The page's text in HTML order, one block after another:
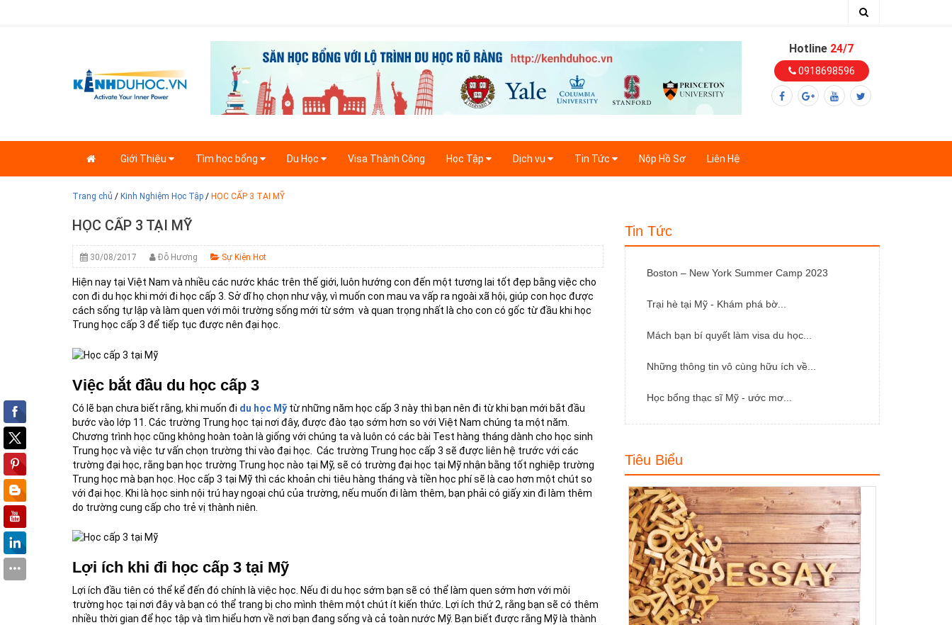
Hotline 24/7
0918698596
Giới Thiệu Tìm học bổng Du Học Visa Thành Công Học Tập Dịch vụ Tin Tức Nộp Hồ Sơ Liên Hệ
Trang chủ / Kinh Nghiệm Học Tập / HỌC CẤP 3 TẠI MỸ
HỌC CẤP 3 TẠI MỸ
30/08/2017 Đỗ Hương Sự Kiện Hot
Hiện nay tại Việt Nam và nhiều các nước khác trên thế giới, luôn hướng con đến một tương lai tốt đẹp bằng việc cho
con đi du học khi mới đi học cấp 3. Sở dĩ họ chọn như vậy, vì muốn con mau va vấp ra ngoài xã hội, giúp con học được
cách sống tự lập và làm quen với môi trường sống mới từ sớm và quan trọng nhất là cho con có gốc từ đầu khi học
Trung học cấp 3 để tiếp tục được nên đại học.
Việc bắt đầu du học cấp 3
Có lẽ bạn chưa biết rằng, khi muốn đi du học Mỹtừ những năm học cấp 3 này thì bạn nên đi từ khi bạn mới bắt đầu
bước vào lớp 11. Các trường Trung học tại nơi đây, được đào tạo sớm hơn so với Việt Nam chúng ta một năm.
Chương trình học cũng không hoàn toàn là giống với chúng ta và luôn có các bài Test hàng tháng dành cho học sinh
Trung học và việc tư vấn chọn trường thi vào đại học. Các trường Trung học cấp 3 sẽ được liên hệ trước với các
trường đại học, rằng bạn học trường Trung học nào tại Mỹ, sẽ có trường đại học tại Mỹ nhận bằng tốt nghiệp trường
Trung học mà bạn học. Học cấp 3 tại Mỹ thì các khoản chi tiêu hàng tháng và tiền học phí sẽ là cao hơn một chút so
với đại học. Khi là học sinh nội trú hay ngoại chú của trường, nếu muốn đi làm thêm, bạn phải có giấy xin đi làm thêm
do trường cung cấp cho trẻ vị thành niên.
Lợi ích khi đi học cấp 3 tại Mỹ
Lợi ích đầu tiên có thể kể đến đó chính là việc học. Nếu đi du học sớm bạn sẽ có thể làm quen sớm hơn với môi
trường học tại nơi đây và bạn có thể trang bị cho mình thêm một chút ít kiến thức. Lợi ích thứ 2, rằng bạn sẽ có thêm
nhiều thời gian để học tập và tìm hiểu hơn về nơi bạn đang sống và cả toàn nước Mỹ. Bạn biết được rằng Mỹ là thành
Tin Tức
Boston – New York Summer Camp 2023
Trại hè tại Mỹ - Khám phá bờ...
Mách bạn bí quyết làm visa du học...
Những thông tin vô cùng hữu ích về...
Học bổng thạc sĩ Mỹ - ước mơ...
Tiêu Biểu